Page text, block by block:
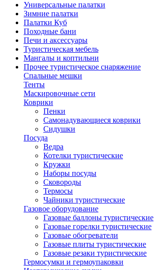
Универсальные палатки
Зимние палатки
Палатки Куб
Походные бани
Печи и аксессуары
Туристическая мебель
Мангалы и коптильни
Прочее туристическое снаряжение
Спальные мешки
Тенты
Маскировочные сети
Коврики
Пенки
Самонадувающиеся коврики
Сидушки
Посуда
Ведра
Котелки туристические
Кружки
Наборы посуды
Сковороды
Термосы
Чайники туристические
Газовое оборудование
Газовые баллоны туристические
Газовые горелки туристические
Газовые обогреватели
Газовые плиты туристические
Газовые резаки туристические
Гермосумки и гермоупаковки